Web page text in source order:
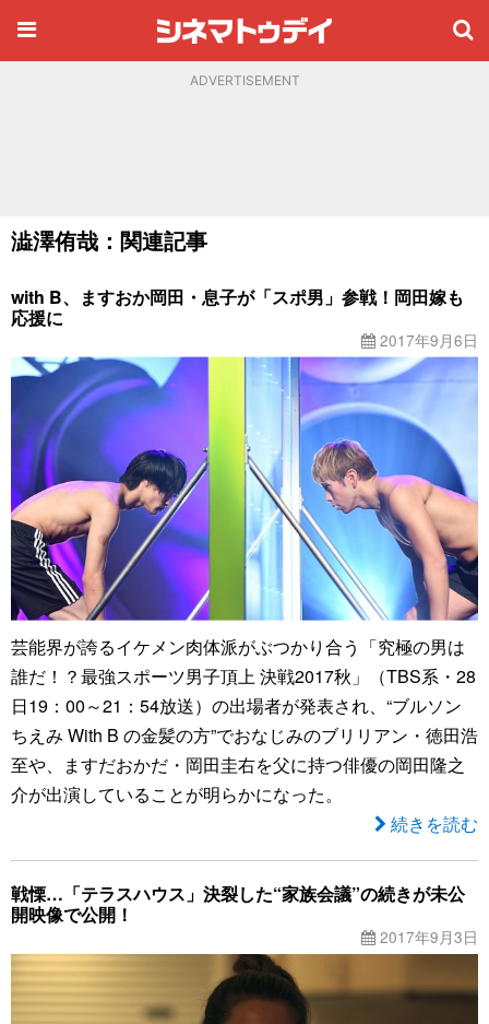
ADVERTISEMENT
澁澤侑哉：関連記事
with B、ますおか岡田・息子が「スポ男」参戦！岡田嫁も
応援に
2017年9月6日
芸能界が誇るイケメン肉体派がぶつかり合う「究極の男は
誰だ！？最強スポーツ男子頂上 決戦2017秋」（TBS系・28
日19：00～21：54放送）の出場者が発表され、“ブルソン
ちえみ With B の金髪の方”でおなじみのブリリアン・徳田浩
至や、ますだおかだ・岡田圭右を父に持つ俳優の岡田隆之
介が出演していることが明らかになった。
続きを読む
戦慄…「テラスハウス」決裂した“家族会議”の続きが未公
開映像で公開！
2017年9月3日